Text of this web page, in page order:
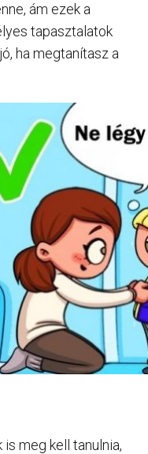
ám ezek a
tapasztalatok
ha megtanítasz a
meg kell tanulnia,